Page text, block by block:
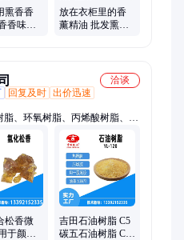
熏香香
香味香
放在衣柜里的香
薰精油 批发熏香
洽谈
回复及时 出价迅速
、环氧树脂、丙烯酸树脂、酚
附着力促进剂、二氧化硅、丁
胶、水性增粘乳液、水性聚氨
水晶滴胶、AB胶、白乳胶、水
浆色精
松香微
于颜料
吉田石油树脂 C5
碳五石油树脂 C9